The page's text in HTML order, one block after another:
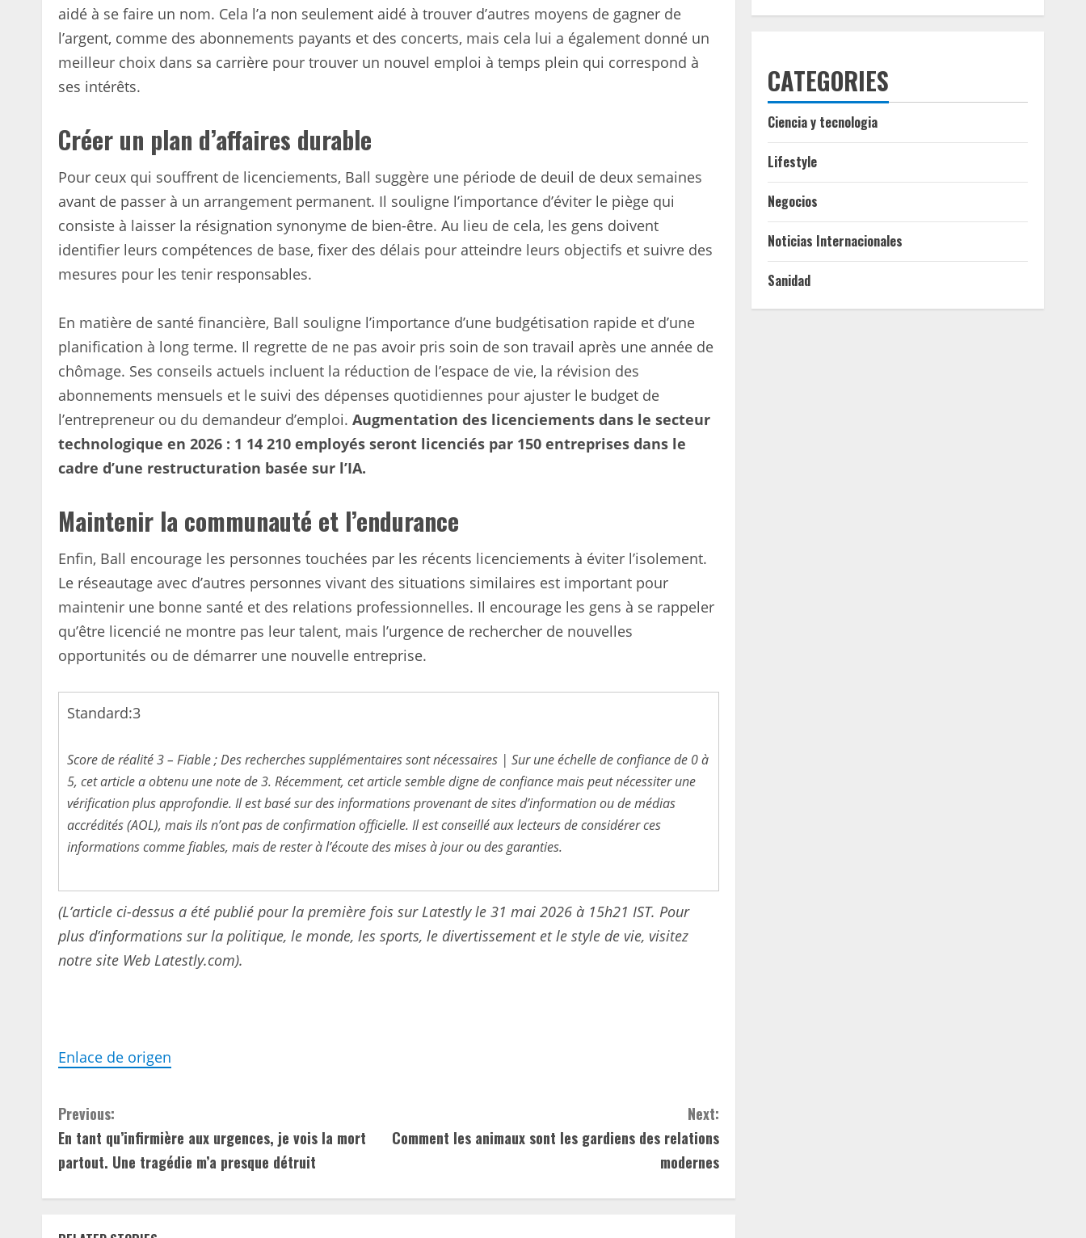
aidé à se faire un nom. Cela l’a non seulement aidé à trouver d’autres moyens de gagner de
l’argent, comme des abonnements payants et des concerts, mais cela lui a également donné un
meilleur choix dans sa carrière pour trouver un nouvel emploi à temps plein qui correspond à
ses intérêts.
Créer un plan d’affaires durable
Pour ceux qui souffrent de licenciements, Ball suggère une période de deuil de deux semaines
avant de passer à un arrangement permanent. Il souligne l’importance d’éviter le piège qui
consiste à laisser la résignation synonyme de bien-être. Au lieu de cela, les gens doivent
identifier leurs compétences de base, fixer des délais pour atteindre leurs objectifs et suivre des
mesures pour les tenir responsables.
En matière de santé financière, Ball souligne l’importance d’une budgétisation rapide et d’une
planification à long terme. Il regrette de ne pas avoir pris soin de son travail après une année de
chômage. Ses conseils actuels incluent la réduction de l’espace de vie, la révision des
abonnements mensuels et le suivi des dépenses quotidiennes pour ajuster le budget de
l’entrepreneur ou du demandeur d’emploi. Augmentation des licenciements dans le secteur
technologique en 2026 : 1 14 210 employés seront licenciés par 150 entreprises dans le
cadre d’une restructuration basée sur l’IA.
Maintenir la communauté et l’endurance
Enfin, Ball encourage les personnes touchées par les récents licenciements à éviter l’isolement.
Le réseautage avec d’autres personnes vivant des situations similaires est important pour
maintenir une bonne santé et des relations professionnelles. Il encourage les gens à se rappeler
qu’être licencié ne montre pas leur talent, mais l’urgence de rechercher de nouvelles
opportunités ou de démarrer une nouvelle entreprise.
Standard:3
Score de réalité 3 – Fiable ; Des recherches supplémentaires sont nécessaires | Sur une échelle de confiance de 0 à
5, cet article a obtenu une note de 3. Récemment, cet article semble digne de confiance mais peut nécessiter une
vérification plus approfondie. Il est basé sur des informations provenant de sites d’information ou de médias
accrédités (AOL), mais ils n’ont pas de confirmation officielle. Il est conseillé aux lecteurs de considérer ces
informations comme fiables, mais de rester à l’écoute des mises à jour ou des garanties.
(L’article ci-dessus a été publié pour la première fois sur Latestly le 31 mai 2026 à 15h21 IST. Pour
plus d’informations sur la politique, le monde, les sports, le divertissement et le style de vie, visitez
notre site Web Latestly.com).
Enlace de origen
C
o
Previous:
En tant qu’infirmière aux urgences, je vois la mort
partout. Une tragédie m’a presque détruit
Next:
Comment les animaux sont les gardiens des relations
modernes
CATEGORIES
Ciencia y tecnologia
Lifestyle
Negocios
Noticias Internacionales
Sanidad